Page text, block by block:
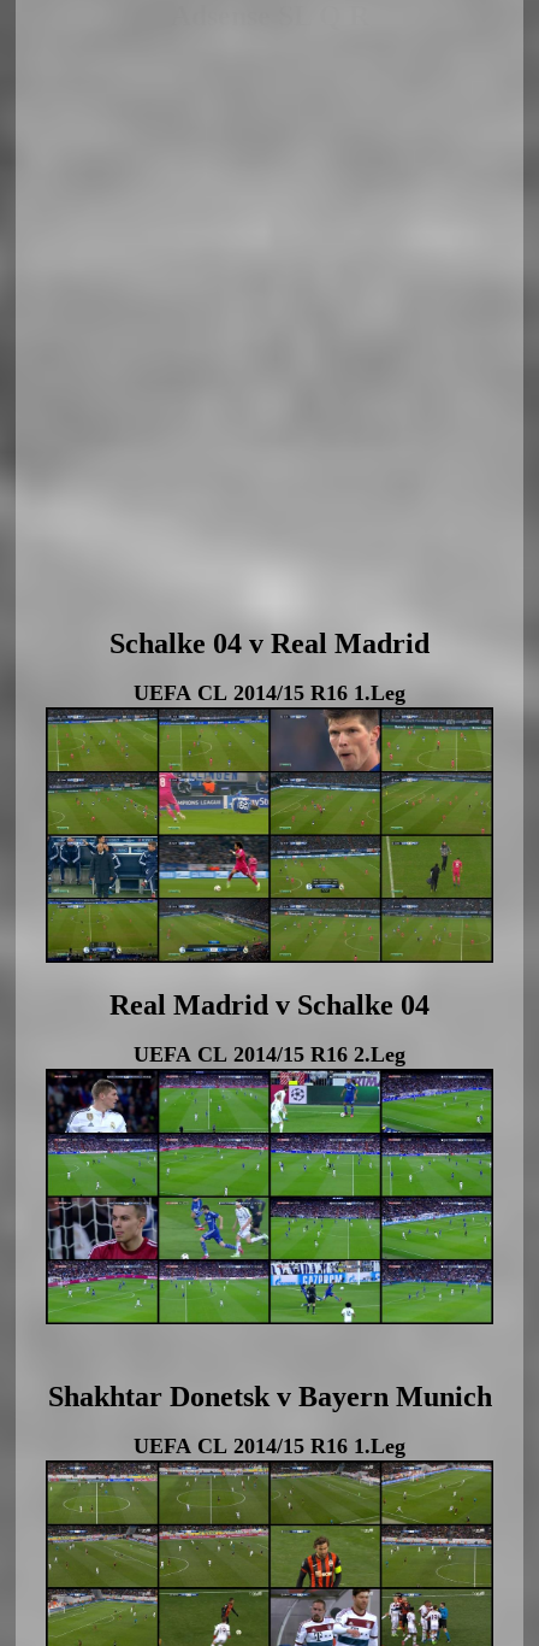
Schalke 04 v Real Madrid
UEFA CL 2014/15 R16 1.Leg
Real Madrid v Schalke 04
UEFA CL 2014/15 R16 2.Leg
Shakhtar Donetsk v Bayern Munich
UEFA CL 2014/15 R16 1.Leg